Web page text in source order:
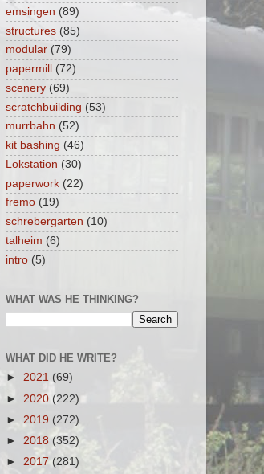
emsingen (89)
structures (85)
modular (79)
papermill
(72)
scenery (69)
scratchbuilding (53)
murrbahn (52)
kit bashing (46)
Lokstation (30)
paperwork (22)
fremo (19)
schrebergarten (10)
talheim (6)
intro (5)
WHAT WAS HE THINKING?
WHAT DID HE WRITE?
► 2021 (69)
► 2020 (222)
► 2019 (272)
► 2018 (352)
► 2017(281)